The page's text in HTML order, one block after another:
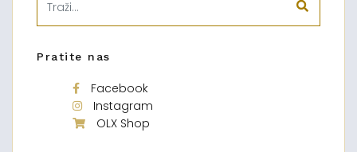
Pratite nas
Facebook
Instagram
OLX Shop